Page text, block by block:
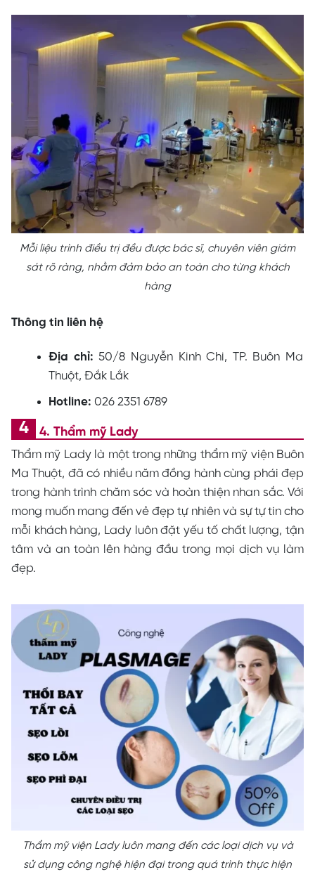
Mỗi liệu trình điều trị đều được bác sĩ, chuyên viên giám
sát rõ ràng, nhằm đảm bảo an toàn cho từng khách
hàng
Thông tin liên hệ
Địa chỉ: 50/8 Nguyễn Kinh Chi, TP. Buôn Ma
Thuột, Đắk Lắk
Hotline: 026 2351 6789
4. Thẩm mỹ Lady
Thẩm mỹ Lady là một trong những thẩm mỹ viện Buôn
Ma Thuột, đã có nhiều năm đồng hành cùng phái đẹp
trong hành trình chăm sóc và hoàn thiện nhan sắc. Với
mong muốn mang đến vẻ đẹp tự nhiên và sự tự tin cho
mỗi khách hàng, Lady luôn đặt yếu tố chất lượng, tận
tâm và an toàn lên hàng đầu trong mọi dịch vụ làm
đẹp.
Thẩm mỹ viện Lady luôn mang đến các loại dịch vụ và
sử dụng công nghệ hiện đại trong quá trình thực hiện